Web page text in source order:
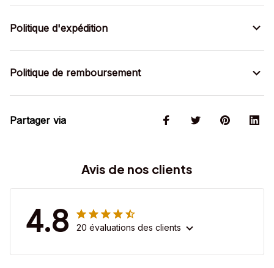
Politique d'expédition
Politique de remboursement
Partager via
Avis de nos clients
4.8 20 évaluations des clients